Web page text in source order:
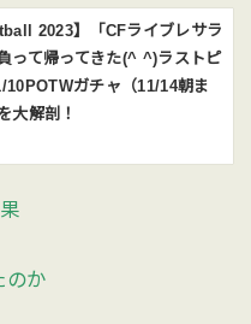
2023】「CFライブレサラ
って帰ってきた(^ ^)ラストピ
10POTWガチャ（11/14朝ま
大解剖！
のか